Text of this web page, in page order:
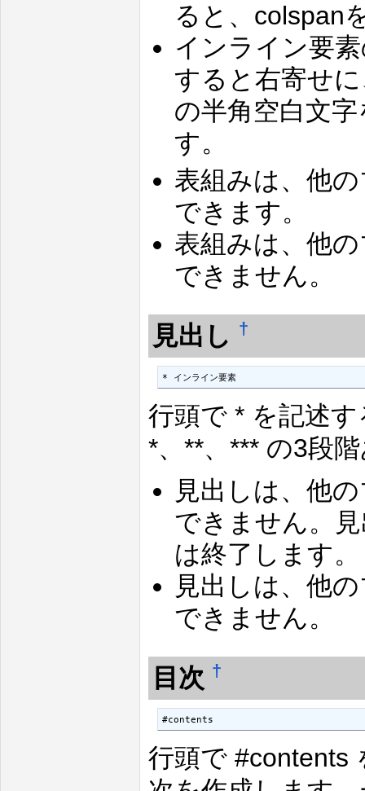
ると、colspan
インライン要
すると右寄せ
の半角空白文
す。
表組みは、他
できます。
表組みは、他
できません。
見出し †
* インライン要素
行頭で * を記述
*、**、*** の3段
見出しは、他
できません。
は終了します。
見出しは、他
できません。
目次 †
#contents
行頭で #contents